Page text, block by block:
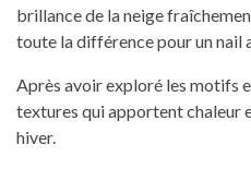
brillance de la neige
toute la différence pour un nail
Après avoir exploré les motifs
textures qui apportent chaleur
hiver.